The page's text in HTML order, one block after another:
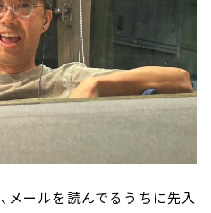
メールを読んでるうちに先入